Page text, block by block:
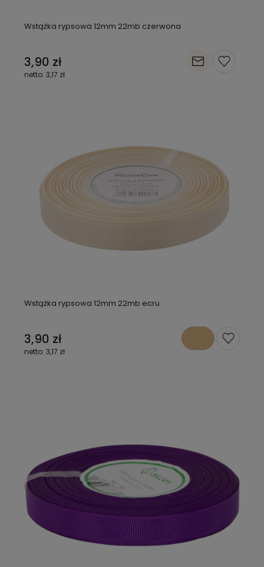
Wstążka rypsowa 12mm 22mb czerwona
3,90 zł
3,17 zł
Wstążka rypsowa 12mm 22mb ecru
3,90 zł
3,17 zł